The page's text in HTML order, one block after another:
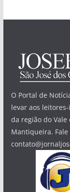
O Portal de
levar aos
da região do
Mantiqueira. Fale